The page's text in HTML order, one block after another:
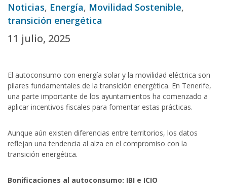
Noticias, Energía, Movilidad Sostenible,
transición energética
11 julio, 2025
El autoconsumo con energía solar y la movilidad eléctrica son
pilares fundamentales de la transición energética. En Tenerife,
una parte importante de los ayuntamientos ha comenzado a
aplicar incentivos fiscales para fomentar estas prácticas.
Aunque aún existen diferencias entre territorios, los datos
reflejan una tendencia al alza en el compromiso con la
transición energética.
Bonificaciones al autoconsumo: IBI e ICIO